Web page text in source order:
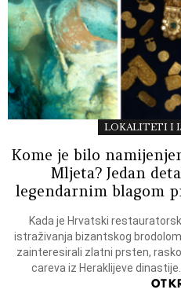
LOKALITETI I
Kome je bilo
Mljeta? Jedan
legendarnim blagom
Kada je Hrvatski
istraživanja bizantskog
zainteresirali zlatni prsten,
careva iz Heraklijeve